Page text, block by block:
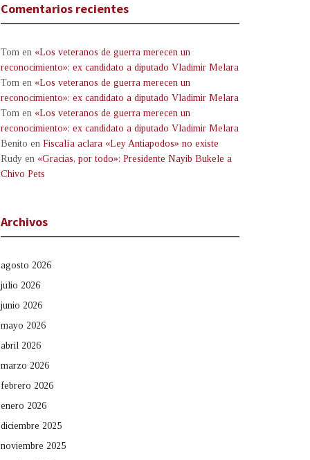
Comentarios recientes
Tom en «Los veteranos de guerra merecen un
reconocimiento»: ex candidato a diputado Vladimir Melara
Tom en «Los veteranos de guerra merecen un
reconocimiento»: ex candidato a diputado Vladimir Melara
Tom en «Los veteranos de guerra merecen un
reconocimiento»: ex candidato a diputado Vladimir Melara
Benito en Fiscalía aclara «Ley Antiapodos» no existe
Rudy en «Gracias, por todo»: Presidente Nayib Bukele a
Chivo Pets
Archivos
agosto 2026
julio 2026
junio 2026
mayo 2026
abril 2026
marzo 2026
febrero 2026
enero 2026
diciembre 2025
noviembre 2025